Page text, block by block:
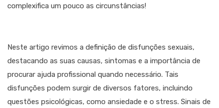
complexifica um pouco as circunstâncias!
Neste artigo revimos a definição de disfunções sexuais,
destacando as suas causas, sintomas e a importância de
procurar ajuda profissional quando necessário. Tais
disfunções podem surgir de diversos fatores, incluindo
questões psicológicas, como ansiedade e o stress. Sinais de